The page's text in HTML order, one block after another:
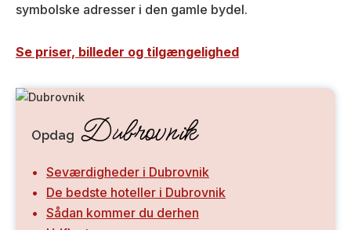
symbolske adresser i den gamle bydel.
Se priser, billeder og tilgængelighed
Opdag Dubrovnik
Seværdigheder i Dubrovnik
De bedste hoteller i Dubrovnik
Sådan kommer du derhen